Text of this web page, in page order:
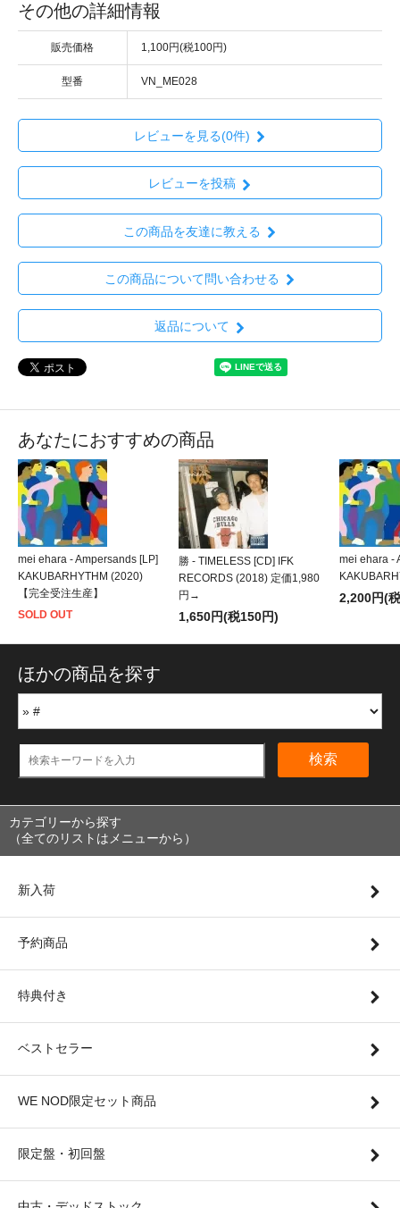
その他の詳細情報
販売価格 1,100円(税100円)
型番 VN_ME028
レビューを見る(0件)
レビューを投稿
この商品を友達に教える
この商品について問い合わせる
返品について
あなたにおすすめの商品
mei ehara - Ampersands [LP]
KAKUBARHYTHM (2020)
【完全受注生産】
SOLD OUT
勝 - TIMELESS [CD] IFK
RECORDS (2018) 定価1,980
円→
1,650円(税150円)
mei ehara -
2,200円(
ほかの商品を探す
検索
カテゴリーから探す
（全てのリストはメニューから）
新入荷
予約商品
特典付き
ベストセラー
WE NOD限定セット商品
限定盤・初回盤